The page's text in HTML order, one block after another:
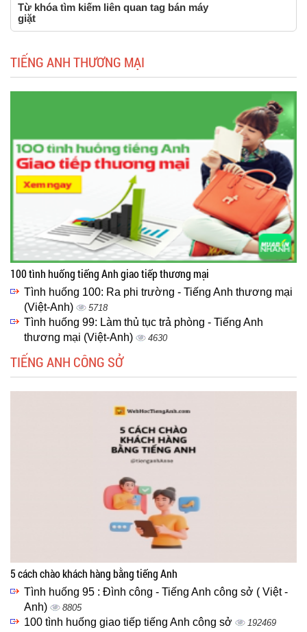
Từ khóa tìm kiếm liên quan tag bán máy
giặt
TIẾNG ANH THƯƠNG MẠI
100 tình huống tiếng Anh giao tiếp thương mại
Tình huống 100: Ra phi trường - Tiếng Anh thương mại
(Việt-Anh)
5718
Tình huống 99: Làm thủ tục trả phòng - Tiếng Anh
thương mại (Việt-Anh)
4630
TIẾNG ANH CÔNG SỞ
5 cách chào khách hàng bằng tiếng Anh
Tình huống 95 : Đình công - Tiếng Anh công sở ( Việt -
Anh)
8805
100 tình huống giao tiếp tiếng Anh công sở 192469